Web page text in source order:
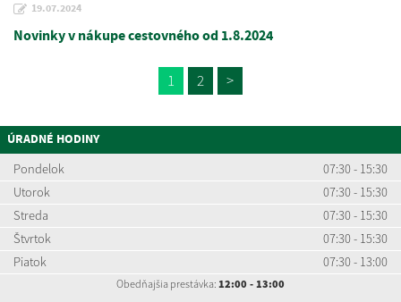
19.07.2024
Novinky v nákupe cestovného od 1.8.2024
1 2 >
ÚRADNÉ HODINY
Pondelok
07:30 - 15:30
Utorok
07:30 - 15:30
Streda
07:30 - 15:30
Štvrtok
07:30 - 15:30
Piatok
07:30 - 13:00
Obedňajšia prestávka: 12:00 - 13:00